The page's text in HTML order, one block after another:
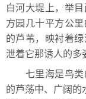
白河大堤上，举
方园几十平方公
的芦苇，映衬着
泄着它那诱人的多
七里海是鸟类
的芦荡中、广阔的